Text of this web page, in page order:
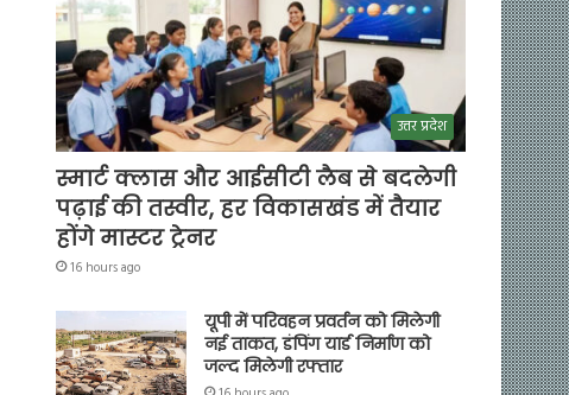
उत्तर प्रदेश
स्मार्ट क्लास और आईसीटी लैब से बदलेगी
पढ़ाई की तस्वीर, हर विकासखंड में तैयार
होंगे मास्टर ट्रेनर
16 hours ago
यूपी में परिवहन प्रवर्तन को मिलेगी
नई ताकत, डंपिंग यार्ड निर्माण को
जल्द मिलेगी रफ्तार